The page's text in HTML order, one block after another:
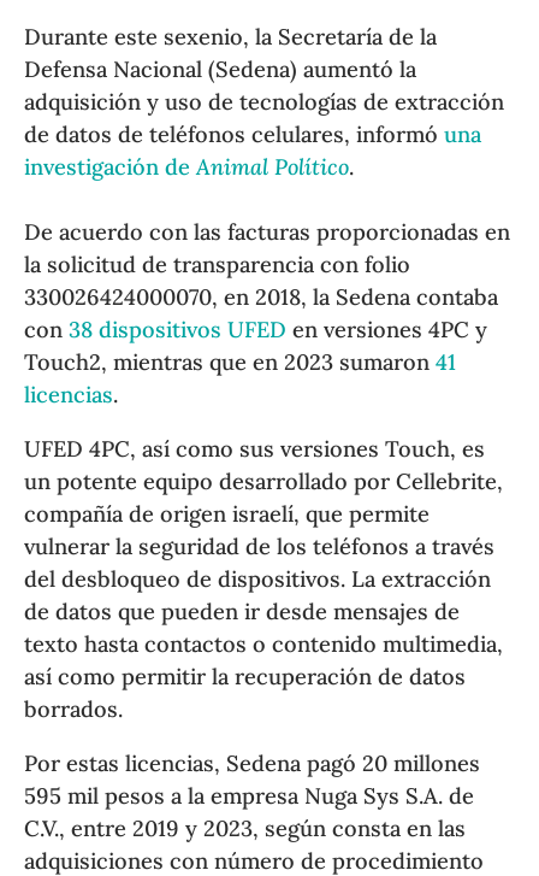
Durante este sexenio, la Secretaría de la
Defensa Nacional (Sedena) aumentó la
adquisición y uso de tecnologías de extracción
de datos de teléfonos celulares, informóuna
investigación deAnimal Político.
De acuerdo con las facturas proporcionadas en
la solicitud de transparencia con folio
330026424000070, en 2018, la Sedena contaba
con38 dispositivos UFED en versiones 4PC y
Touch2, mientras que en 2023 sumaron 41
licencias.
UFED 4PC, así como sus versiones Touch, es
un potente equipo desarrollado por Cellebrite,
compañía de origen israelí, que permite
vulnerar la seguridad de los teléfonos a través
del desbloqueo de dispositivos. La extracción
de datos que pueden ir desde mensajes de
texto hasta contactos o contenido multimedia,
así como permitir la recuperación de datos
borrados.
Por estas licencias, Sedena pagó 20 millones
595 mil pesos a la empresa Nuga Sys S.A. de
C.V., entre 2019 y 2023, según consta en las
adquisiciones con número de procedimiento